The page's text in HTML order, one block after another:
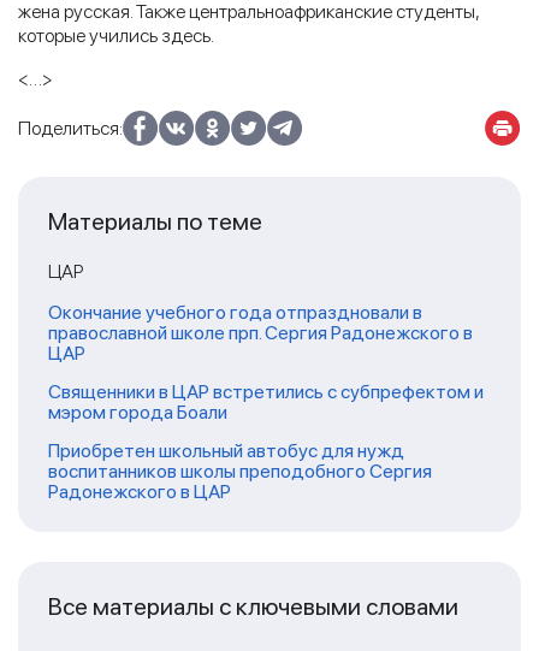
жена русская. Также центральноафриканские студенты,
которые учились здесь.
<…>
Поделиться:
Материалы по теме
ЦАР
Окончание учебного года отпраздновали в
православной школе прп. Сергия Радонежского в
ЦАР
Священники в ЦАР встретились с субпрефектом и
мэром города Боали
Приобретен школьный автобус для нужд
воспитанников школы преподобного Сергия
Радонежского в ЦАР
Все материалы с ключевыми словами